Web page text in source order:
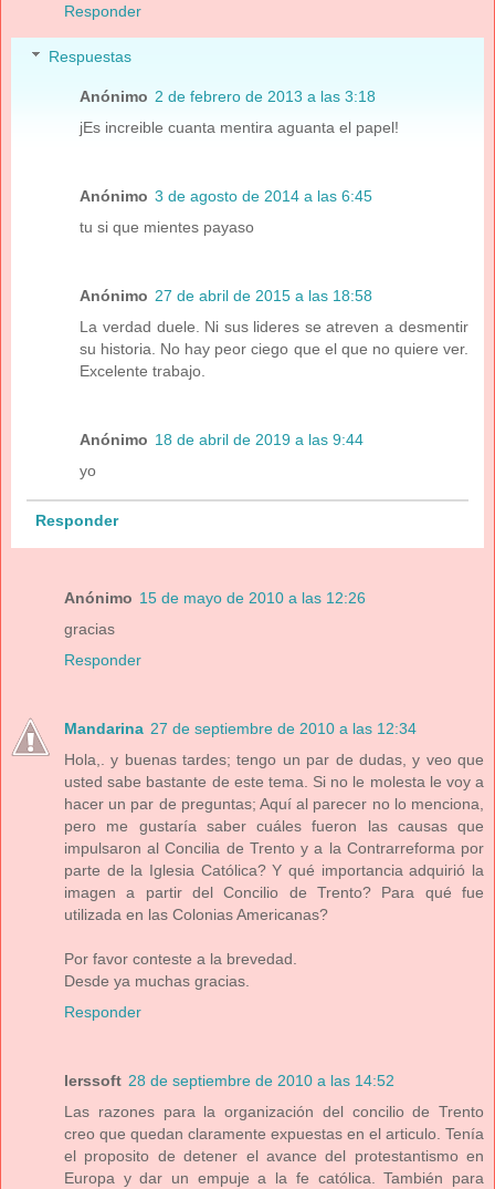
Responder
Respuestas
Anónimo 2 de febrero de 2013 a las 3:18
jEs increible cuanta mentira aguanta el papel!
Anónimo 3 de agosto de 2014 a las 6:45
tu si que mientes payaso
Anónimo 27 de abril de 2015 a las 18:58
La verdad duele. Ni sus lideres se atreven a desmentir
su historia. No hay peor ciego que el que no quiere ver.
Excelente trabajo.
Anónimo 18 de abril de 2019 a las 9:44
yo
Responder
Anónimo 15 de mayo de 2010 a las 12:26
gracias
Responder
Mandarina 27 de septiembre de 2010 a las 12:34
Hola,. y buenas tardes; tengo un par de dudas, y veo que
usted sabe bastante de este tema. Si no le molesta le voy a
hacer un par de preguntas; Aquí al parecer no lo menciona,
pero me gustaría saber cuáles fueron las causas que
impulsaron al Concilia de Trento y a la Contrarreforma por
parte de la Iglesia Católica? Y qué importancia adquirió la
imagen a partir del Concilio de Trento? Para qué fue
utilizada en las Colonias Americanas?
Por favor conteste a la brevedad.
Desde ya muchas gracias.
Responder
lerssoft 28 de septiembre de 2010 a las 14:52
Las razones para la organización del concilio de Trento
creo que quedan claramente expuestas en el articulo. Tenía
el proposito de detener el avance del protestantismo en
Europa y dar un empuje a la fe católica. También para